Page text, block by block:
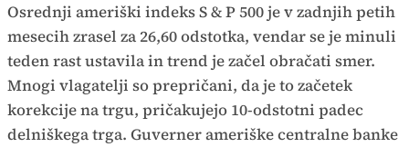
Osrednji ameriški indeks S & P 500 je v zadnjih petih
mesecih zrasel za 26,60 odstotka, vendar se je minuli
teden rast ustavila in trend je začel obračati smer.
Mnogi vlagatelji so prepričani, da je to začetek
korekcije na trgu, pričakujejo 10-odstotni padec
delniškega trga. Guverner ameriške centralne banke